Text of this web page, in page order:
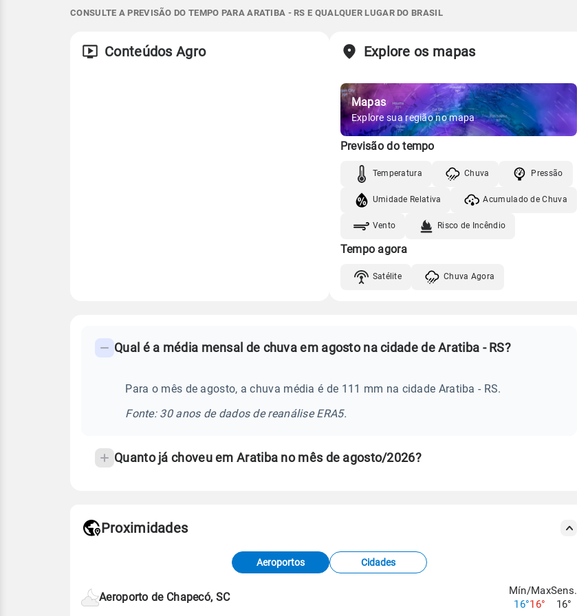
SE - 10km/h
SE - 33km/h
07:05h às 18:04h
Vento Umidade
12°16°
10°12°
0.0mm
ESE - 16km/h
07:04h às 18:04h
Minguante
Gráfico
Vento Umidade
CONSULTE A PREVISÃO DO TEMPO PARA ARATIBA - RS E QUALQUER LUGAR DO BRASIL
Conteúdos Agro Explore os mapas
Mapas
Explore sua região no mapa
Previsão do tempo
Temperatura Chuva Pressão
Umidade Relativa Acumulado de Chuva
Vento Risco de Incêndio
Tempo agora
Satélite Chuva Agora
frequentes
temperatura
Qual é a média mensal de chuva em agosto na cidade de Aratiba - RS?
Para o mês de agosto, a chuva média é de 111 mm na cidade Aratiba - RS.
Fonte: 30 anos de dados de reanálise ERA5.
Quanto já choveu em Aratiba no mês de agosto/2026?
de Tempo e Estudos Climáticos (CPTEC).
Proximidades
Aeroportos Cidades
Aeroporto de Chapecó, SC
Mín/Max
16°16°
Sens.
16°